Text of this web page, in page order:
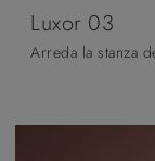
Luxor 03